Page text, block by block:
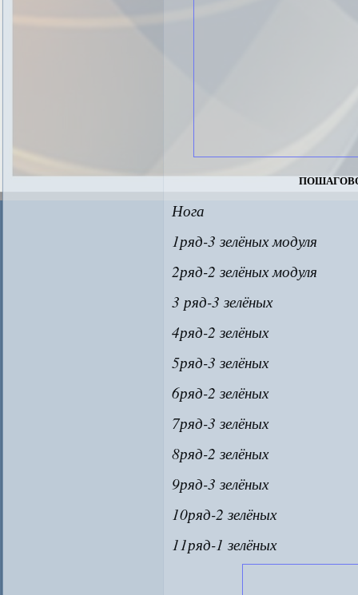
Нога
1ряд-3 зелёных модуля
2ряд-2 зелёных модуля
3 ряд-3 зелёных
4ряд-2 зелёных
5ряд-3 зелёных
6ряд-2 зелёных
7ряд-3 зелёных
8ряд-2 зелёных
9ряд-3 зелёных
10ряд-2 зелёных
11ряд-1 зелёных